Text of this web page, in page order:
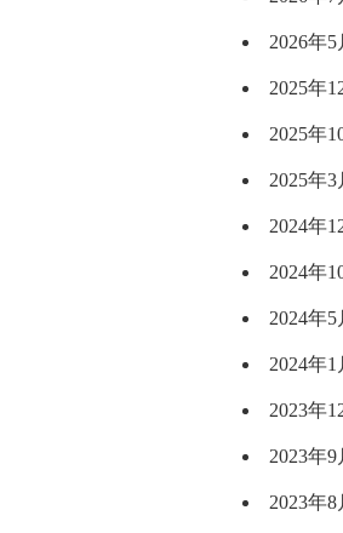
2026年5
2025年
2025年
2025年3
2024年
2024年
2024年5
2024年1
2023年
2023年9
2023年8